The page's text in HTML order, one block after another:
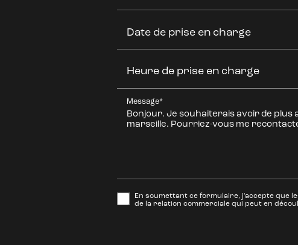
Date de prise en charge
Heure de prise en charge
Message*
En soumettant ce formulaire, j'accepte que
de la relation commerciale qui peut en